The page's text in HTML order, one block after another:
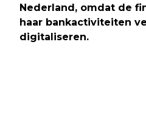
Nederland, omdat de
haar bankactiviteiten
digitaliseren.